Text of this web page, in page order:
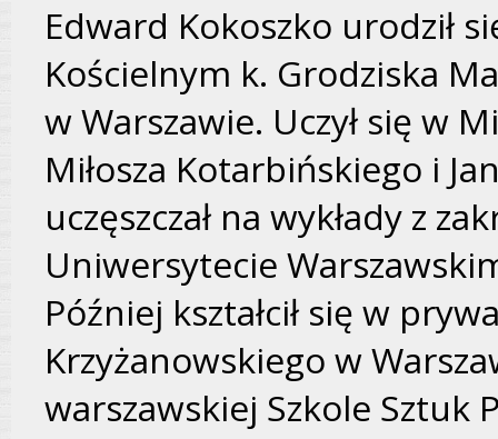
Edward Kokoszko urodził
Kościelnym k. Grodziska
w Warszawie. Uczył się w
Miłosza Kotarbińskiego i
uczęszczał na wykłady z
Uniwersytecie
Później kształcił się w
Krzyżanowskiego w
warszawskiej Szkole Sztuk